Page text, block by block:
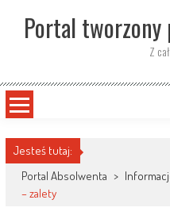
contentPortal tworzony
Z
Jesteś tutaj:
Portal Absolwenta >
– zalety